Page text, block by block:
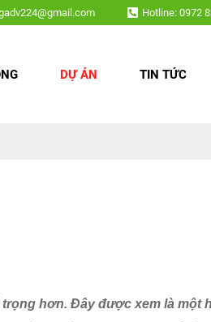
hình led, nội thất,.... Hotline: 0972
DỰ ÁN TIN TỨC
hơn. Đây được xem là một